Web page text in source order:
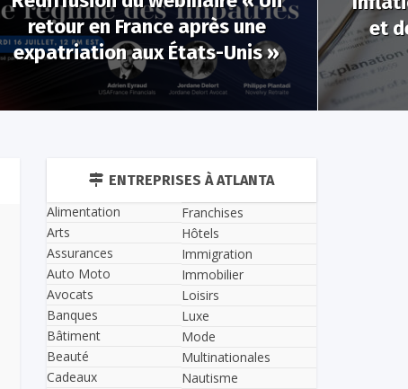
retour en France après une
expatriation aux États-Unis »
et
ENTREPRISES À ATLANTA
Alimentation
Arts
Assurances
Auto Moto
Avocats
Banques
Bâtiment
Beauté
Cadeaux
Franchises
Hôtels
Immigration
Immobilier
Loisirs
Luxe
Mode
Multinationales
Nautisme